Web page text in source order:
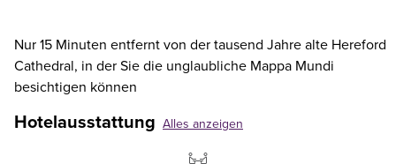
Nur 15 Minuten entfernt von der tausend Jahre alte Hereford
Cathedral, in der Sie die unglaubliche Mappa Mundi
besichtigen können
Hotelausstattung Alles anzeigen